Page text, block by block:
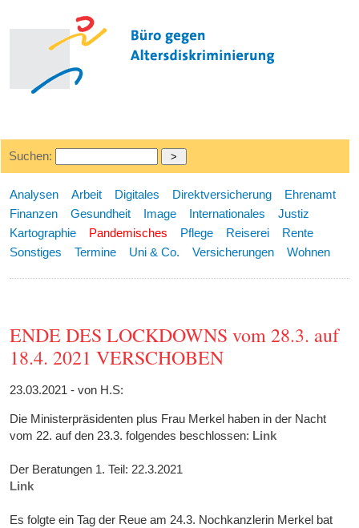
Suchen:
Analysen Arbeit Digitales Direktversicherung
Ehrenamt
Finanzen
Gesundheit Image Internationales
Justiz
Kartographie
Pandemisches Pflege Reiserei
Rente
Sonstiges
Termine Uni & Co. Versicherungen Wohnen
ENDE DES LOCKDOWNS vom 28.3. auf
18.4. 2021 VERSCHOBEN
23.03.2021 - von H.S:
Die Ministerpräsidenten plus Frau Merkel haben in der Nacht
vom 22. auf den 23.3. folgendes beschlossen: Link
Der Beratungen 1. Teil: 22.3.2021
Link
Es folgte ein Tag der Reue am 24.3. Nochkanzlerin Merkel bat